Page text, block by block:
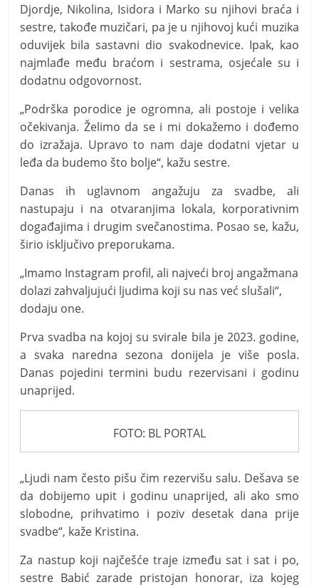
Djordje, Nikolina, Isidora i Marko su njihovi braća i
sestre, takođe muzičari, pa je u njihovoj kući muzika
oduvijek bila sastavni dio svakodnevice. Ipak, kao
najmlađe među braćom i sestrama, osjećale su i
dodatnu odgovornost.
„Podrška porodice je ogromna, ali postoje i velika
očekivanja. Želimo da se i mi dokažemo i dođemo
do izražaja. Upravo to nam daje dodatni vjetar u
leđa da budemo što bolje“, kažu sestre.
Danas ih uglavnom angažuju za svadbe, ali
nastupaju i na otvaranjima lokala, korporativnim
događajima i drugim svečanostima. Posao se, kažu,
širio isključivo preporukama.
„Imamo Instagram profil, ali najveći broj angažmana
dolazi zahvaljujući ljudima koji su nas već slušali“,
dodaju one.
Prva svadba na kojoj su svirale bila je 2023. godine,
a svaka naredna sezona donijela je više posla.
Danas pojedini termini budu rezervisani i godinu
unaprijed.
FOTO: BL PORTAL
„Ljudi nam često pišu čim rezervišu salu. Dešava se
da dobijemo upit i godinu unaprijed, ali ako smo
slobodne, prihvatimo i poziv desetak dana prije
svadbe“, kaže Kristina.
Za nastup koji najčešće traje između sat i sat i po,
sestre Babić zarade pristojan honorar, iza kojeg